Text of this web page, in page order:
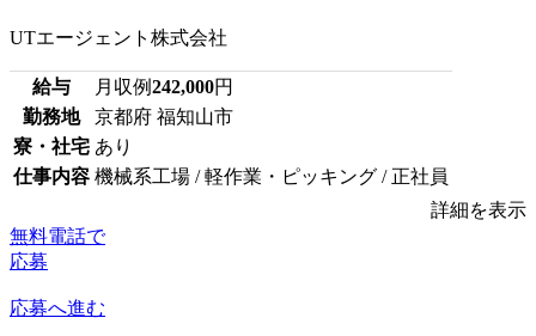
UTエージェント株式会社
給与 月収例242,000円
勤務地
京都府 福知山市
寮・社宅 あり
仕事内容 機械系工場 / 軽作業・ピッキング / 正社員
詳細を表示
無料電話で
応募
応募へ進む